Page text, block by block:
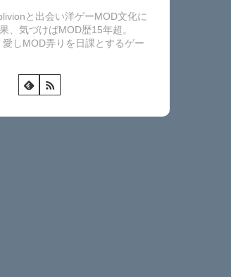
と出会い洋ゲーMOD文化に
、気づけばMOD歴15年超。
しMOD弄りを日課とするゲー